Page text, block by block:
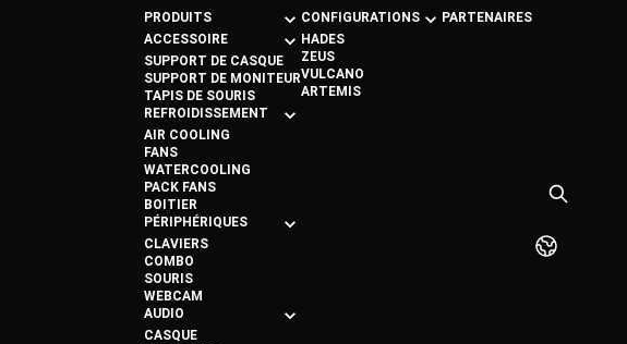
PRODUITS
ACCESSOIRE
SUPPORT DE CASQUE
SUPPORT DE MONITEUR
TAPIS DE SOURIS
REFROIDISSEMENT
AIR COOLING
FANS
WATERCOOLING
PACK FANS
BOITIER
PÉRIPHÉRIQUES
CLAVIERS
COMBO
SOURIS
WEBCAM
AUDIO
CASQUE
CONFIGURATIONS
HADES
ZEUS
VULCANO
ARTEMIS
PARTENAIRES